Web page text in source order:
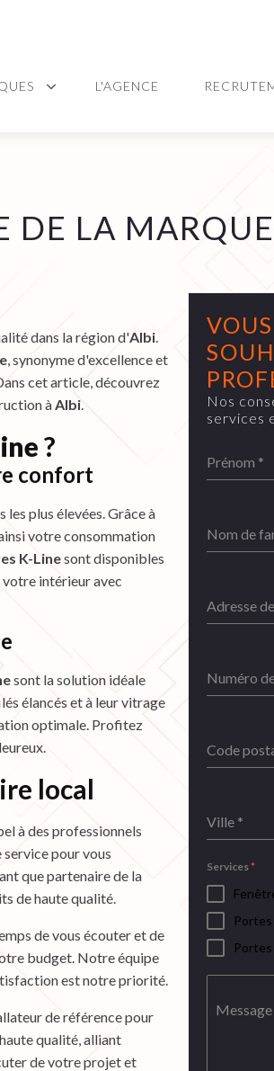
L'AGENCE
DE LA
dans la région d'Albi.
, synonyme d'excellence et
cet article, découvrez
àAlbi.
?
confort
plus élevées. Grâce à
votre consommation
K-Linesont disponibles
votre intérieur avec
sont la solution idéale
élancés et à leur vitrage
optimale. Profitez
local
à des professionnels
pour vous
que partenaire de la
de haute qualité.
de vous écouter et de
budget. Notre équipe
est notre priorité.
de référence pour
qualité, alliant
de votre projet et
Nos
services
Prénom *
Nom de
Adresse
Numéro
Code
Ville *
Services*
Portes
Message